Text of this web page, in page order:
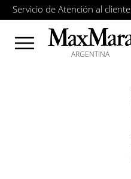
Servicio de Atención al cliente
ARGENTINA